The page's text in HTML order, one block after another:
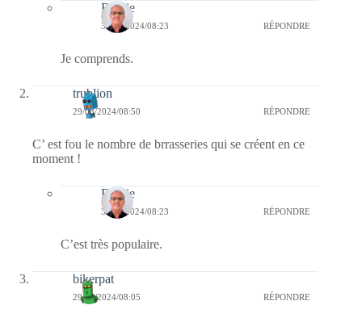
Bernie
30/03/2024/08:23 RÉPONDRE
Je comprends.
trublion
29/03/2024/08:50 RÉPONDRE
C’ est fou le nombre de brrasseries qui se créent en ce
moment !
Bernie
30/03/2024/08:23 RÉPONDRE
C’est très populaire.
bikerpat
29/03/2024/08:05 RÉPONDRE